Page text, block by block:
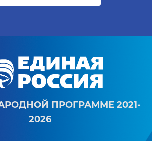
ПРОГРАММЕ 2021-
2026